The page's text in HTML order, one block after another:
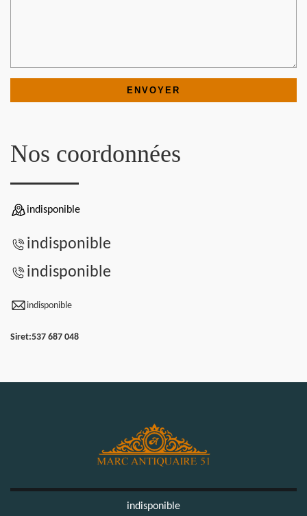
Nos coordonnées
indisponible
indisponible
indisponible
indisponible
Siret:537 687 048
indisponible